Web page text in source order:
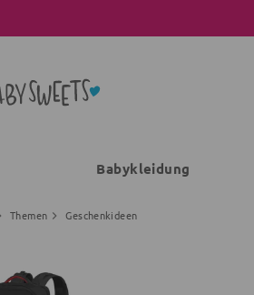
Babykleidung
Themen Geschenkideen